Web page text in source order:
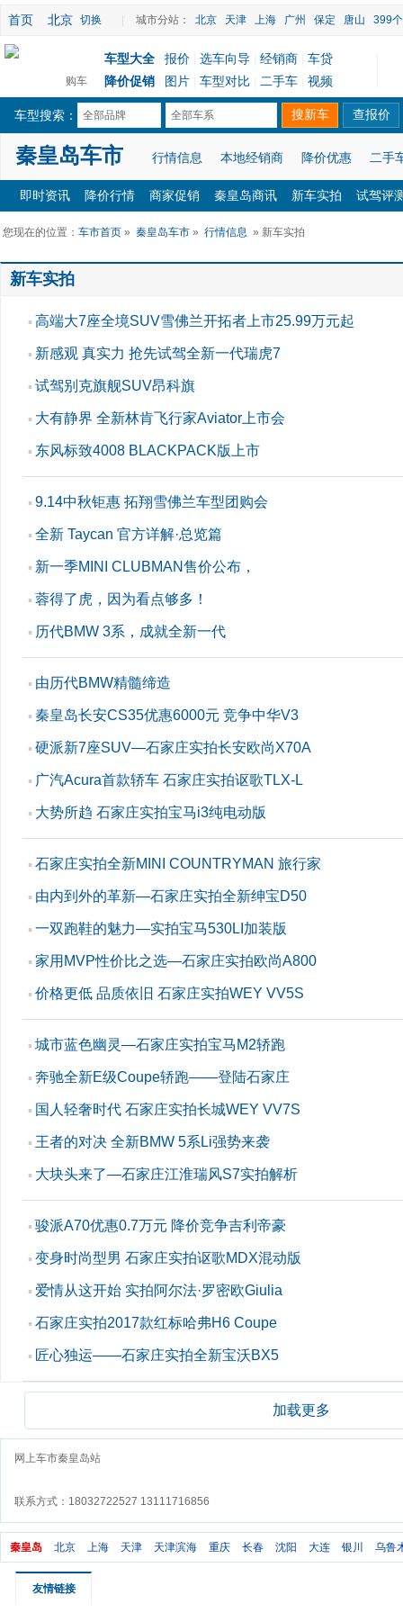
首页 北京 切换 城市分站： 北京 天津 上海 广州 保定 唐山 399
购车
车型大全 报价 选车向导 经销商
车贷
降价促销
图片 车型对比 二手车 视频
车型搜索： 全部品牌 全部车系
秦皇岛车市 行情信息 本地经销商 降价优惠 二手
即时资讯 降价行情 商家促销 秦皇岛商讯 新车实拍 试驾评
您现在的位置： 车市首页 » 秦皇岛车市 » 行情信息 » 新车实拍
新车实拍
▪ 高端大7座全境SUV雪佛兰开拓者上市25.99万元起
▪ 新感观 真实力 抢先试驾全新一代瑞虎7
▪ 试驾别克旗舰SUV昂科旗
▪ 大有静界 全新林肯飞行家Aviator上市会
▪ 东风标致4008 BLACKPACK版上市
▪ 9.14中秋钜惠 拓翔雪佛兰车型团购会
▪ 全新 Taycan 官方详解·总览篇
▪ 新一季MINI CLUBMAN售价公布，
▪ 蓉得了虎，因为看点够多！
▪ 历代BMW 3系，成就全新一代
▪ 由历代BMW精髓缔造
▪ 秦皇岛长安CS35优惠6000元 竞争中华V3
▪ 硬派新7座SUV—石家庄实拍长安欧尚X70A
▪ 广汽Acura首款轿车 石家庄实拍讴歌TLX-L
▪ 大势所趋 石家庄实拍宝马i3纯电动版
▪ 石家庄实拍全新MINI COUNTRYMAN 旅行家
▪ 由内到外的革新—石家庄实拍全新绅宝D50
▪ 一双跑鞋的魅力—实拍宝马530LI加装版
▪ 家用MVP性价比之选—石家庄实拍欧尚A800
▪ 价格更低 品质依旧 石家庄实拍WEY VV5S
▪ 城市蓝色幽灵—石家庄实拍宝马M2轿跑
▪ 奔驰全新E级Coupe轿跑——登陆石家庄
▪ 国人轻奢时代 石家庄实拍长城WEY VV7S
▪ 王者的对决 全新BMW 5系Li强势来袭
▪ 大块头来了—石家庄江淮瑞风S7实拍解析
▪ 骏派A70优惠0.7万元 降价竞争吉利帝豪
▪ 变身时尚型男 石家庄实拍讴歌MDX混动版
▪ 爱情从这开始 实拍阿尔法·罗密欧Giulia
▪ 石家庄实拍2017款红标哈弗H6 Coupe
▪ 匠心独运——石家庄实拍全新宝沃BX5
加载更多
网上车市秦皇岛站
联系方式：18032722527 13111716856
秦皇岛 北京 上海 天津 天津滨海 重庆 长春 沈阳 大连 银川 乌鲁
友情链接